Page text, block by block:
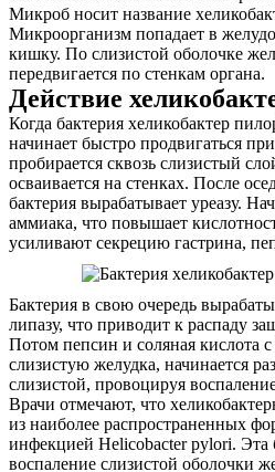
Микроб носит название
Микроорганизм попадает в
кишку. По слизистой оболочке
передвигается по стенкам органа.
Действие
Когда бактерия хеликобактер
начинает быстро продвигаться
пробирается сквозь слизистый
осваивается на стенках. После
бактерия вырабатывает уреазу.
аммиака, что повышает
усиливают секрецию гастрина,
Бактерия в свою очередь
липазу, что приводит к распаду
Потом пепсин и соляная кислота
слизистую желудка, начинается
слизистой, провоцируя
Врачи отмечают, что
из наиболее распространенных
инфекцией Helicobacter pylori. Эта
воспаление слизистой оболочки